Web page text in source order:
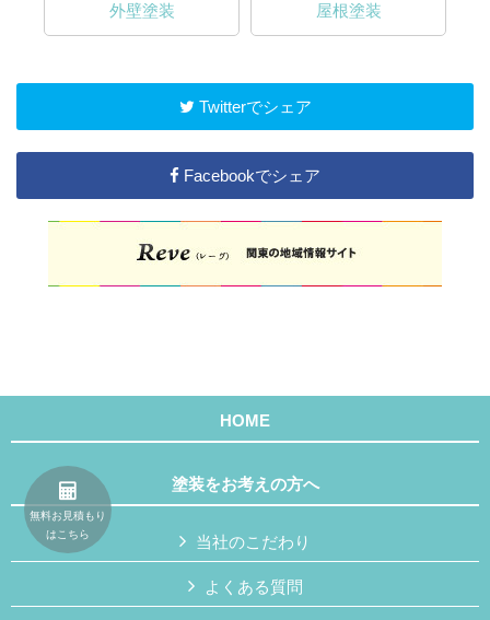
外壁塗装 屋根塗装
Twitterでシェア
Facebookでシェア
HOME
塗装をお考えの方へ
当社のこだわり
よくある質問
無料お見積もり
はこちら